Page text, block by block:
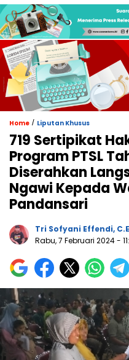
Home / Liputan Khusus
719 Sertipikat
Program PTSL
Diserahkan
Ngawi Kepada
Pandansari
Tri Sofyani Effendi,
Rabu, 7 Februari 2024-